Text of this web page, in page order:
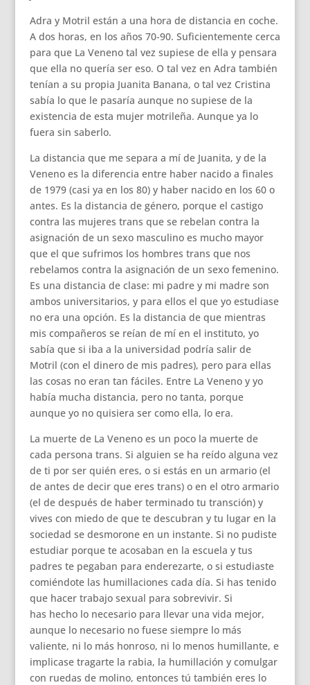
Adra y Motril están a una hora de distancia en coche.
A dos horas, en los años 70-90. Suficientemente cerca
para que La Veneno tal vez supiese de ella y pensara
que ella no quería ser eso. O tal vez en Adra también
tenían a su propia Juanita Banana, o tal vez Cristina
sabía lo que le pasaría aunque no supiese de la
existencia de esta mujer motrileña. Aunque ya lo
fuera sin saberlo.
La distancia que me separa a mí de Juanita, y de la
Veneno es la diferencia entre haber nacido a finales
de 1979 (casi ya en los 80) y haber nacido en los 60 o
antes. Es la distancia de género, porque el castigo
contra las mujeres trans que se rebelan contra la
asignación de un sexo masculino es mucho mayor
que el que sufrimos los hombres trans que nos
rebelamos contra la asignación de un sexo femenino.
Es una distancia de clase: mi padre y mi madre son
ambos universitarios, y para ellos el que yo estudiase
no era una opción. Es la distancia de que mientras
mis compañeros se reían de mí en el instituto, yo
sabía que si iba a la universidad podría salir de
Motril (con el dinero de mis padres), pero para ellas
las cosas no eran tan fáciles. Entre La Veneno y yo
había mucha distancia, pero no tanta, porque
aunque yo no quisiera ser como ella, lo era.
La muerte de La Veneno es un poco la muerte de
cada persona trans. Si alguien se ha reído alguna vez
de ti por ser quién eres, o si estás en un armario (el
de antes de decir que eres trans) o en el otro armario
(el de después de haber terminado tu transción) y
vives con miedo de que te descubran y tu lugar en la
sociedad se desmorone en un instante. Si no pudiste
estudiar porque te acosaban en la escuela y tus
padres te pegaban para enderezarte, o si estudiaste
comiéndote las humillaciones cada día. Si has tenido
que hacer trabajo sexual para sobrevivir. Si
has hecho lo necesario para llevar una vida mejor,
aunque lo necesario no fuese siempre lo más
valiente, ni lo más honroso, ni lo menos humillante, e
implicase tragarte la rabia, la humillación y comulgar
con ruedas de molino, entonces tú también eres lo